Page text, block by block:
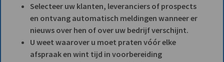
Selecteer uw klanten, leveranciers of prospects
en ontvang automatisch meldingen wanneer er
nieuws over hen of over uw bedrijf verschijnt.
U weet waarover u moet praten vóór elke
afspraak en wint tijd in voorbereiding